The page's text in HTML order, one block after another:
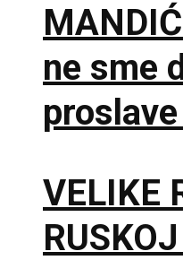
ne sme
VELIKE